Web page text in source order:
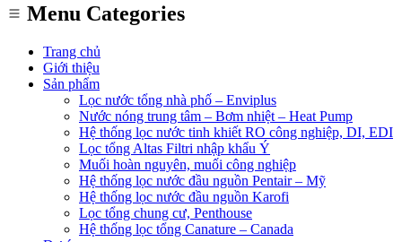
Menu Categories
Trang chủ
Giới thiệu
Sản phẩm
Lọc nước tổng nhà phố – Enviplus
Nước nóng trung tâm – Bơm nhiệt – Heat Pump
Hệ thống lọc nước tinh khiết RO công nghiệp, DI, EDI
Lọc tổng Altas Filtri nhập khẩu Ý
Muối hoàn nguyên, muối công nghiệp
Hệ thống lọc nước đầu nguồn Pentair – Mỹ
Hệ thống lọc nước đầu nguồn Karofi
Lọc tổng chung cư, Penthouse
Hệ thống lọc tổng Canature – Canada